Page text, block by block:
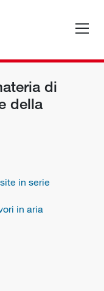
di
della
in serie
in aria